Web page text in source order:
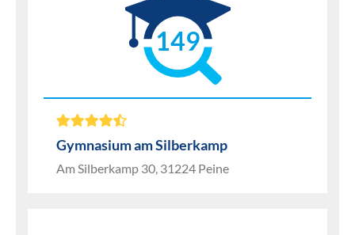
149
Gymnasium am Silberkamp
Am Silberkamp 30, 31224 Peine